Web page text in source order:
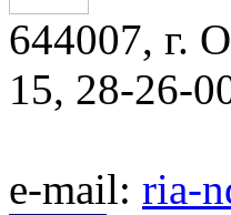
644007, г.
15, 28-26-
e-mail: ria-